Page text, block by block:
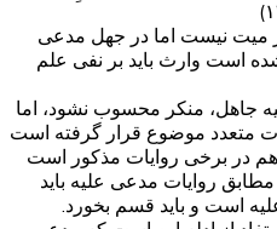
میت نیست اما در جهل مدعی
است وارث باید بر نفی علم
جاهل، منکر محسوب نشود، اما
متعدد موضوع قرار گرفته است
در برخی روایات مذکور است
مطابق روایات مدعی علیه باید
است و باید قسم بخورد.